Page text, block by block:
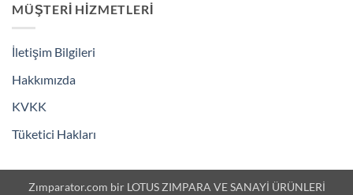
MÜŞTERI HIZMETLERI
İletişim Bilgileri
Hakkımızda
KVKK
Tüketici Hakları
Zımparator.com bir LOTUS ZIMPARA VE SANAYİ ÜRÜNLERİ